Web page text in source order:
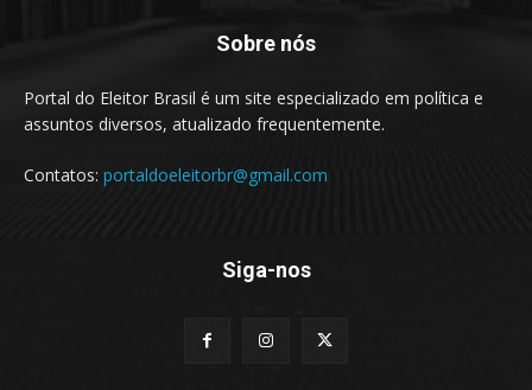
Sobre nós
Portal do Eleitor Brasil é um site especializado em política e
assuntos diversos, atualizado frequentemente.
Contatos: portaldoeleitorbr@gmail.com
Siga-nos